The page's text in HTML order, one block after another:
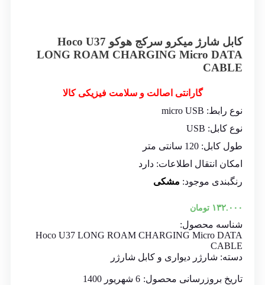
کابل شارژ میکرو سرکج هوکو Hoco U37
LONG ROAM CHARGING Micro DATA
CABLE
گارانتی اصالت و سلامت فیزیکی کالا
نوع رابط: micro USB
نوع کابل: USB
طول کابل: 120 سانتی متر
امکان انتقال اطلاعات: دارد
رنگبندی موجود: مشکی
۱۳۲.۰۰۰ تومان
شناسه محصول:
Hoco U37 LONG ROAM CHARGING Micro DATA
CABLE
دسته: شارژر دیواری و کابل شارژر
تاریخ بروزرسانی محصول: 6 شهریور 1400